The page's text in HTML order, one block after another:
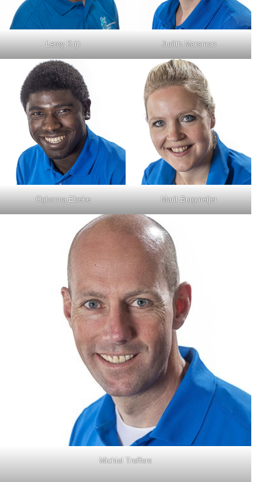
Leroy Krijt Judith Marsman
Ogbonna Ebeke Marit Burgmeijer
Michiel Treffers